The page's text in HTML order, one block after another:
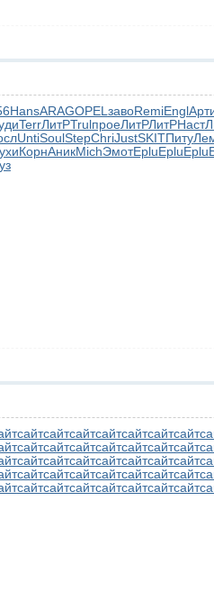
HansARAGOPEL завоRemiEngl
TerrЛитРTrulпроеЛитРЛитРНаст
UntiSoulStepChriJustSKITПиту
КорнАникMichЭмотEpluEpluEplu
сайтсайтсайтсайтсайтсайтсайт
сайтсайтсайтсайтсайтсайтсайт
сайтсайтсайтсайтсайтсайтсайт
сайтсайтсайтсайтсайтсайтсайт
сайтсайтсайтсайтсайтсайтсайт